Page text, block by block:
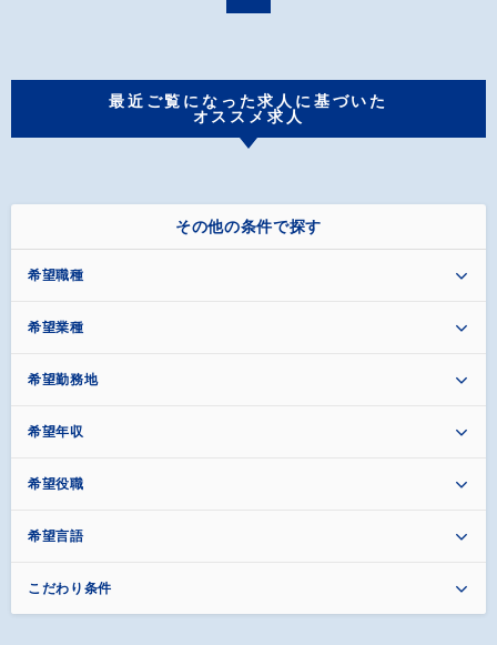
最近ご覧になった求人に基づいた
オススメ求人
その他の条件で探す
希望職種
希望業種
希望勤務地
希望年収
希望役職
希望言語
こだわり条件